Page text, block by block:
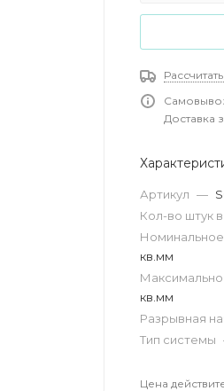
Доставка
Артикул —
Кол-во штук
кв.мм
кв.мм
Разрывная
Тип системы
Цена